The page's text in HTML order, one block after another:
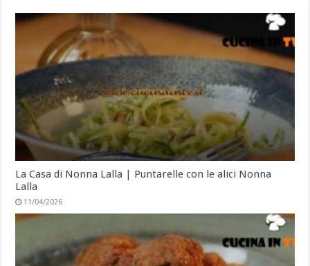
La Casa di Nonna Lalla | Puntarelle con le alici Nonna
Lalla
11/04/2026